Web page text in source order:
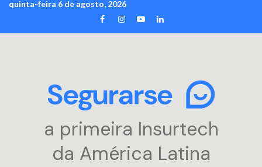
Skip
content
quinta-feira 6 de agosto, 2026
FACEBOOK
INSTAGRAM
YOUTUBE
LINKEDIN
a primeira Insurtech
da América Latina